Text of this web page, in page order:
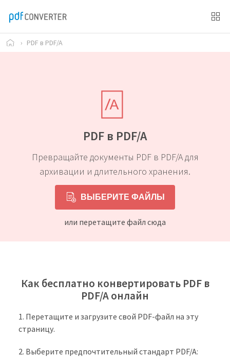
› PDF в PDF/A
PDF в PDF/A
Превращайте документы PDF в PDF/A для
архивации и длительного хранения.
ВЫБЕРИТЕ ФАЙЛЫ
или перетащите файл сюда
Как бесплатно конвертировать PDF в
PDF/A онлайн
Перетащите и загрузите свой PDF-файл на эту
страницу.
Выберите предпочтительный стандарт PDF/A: